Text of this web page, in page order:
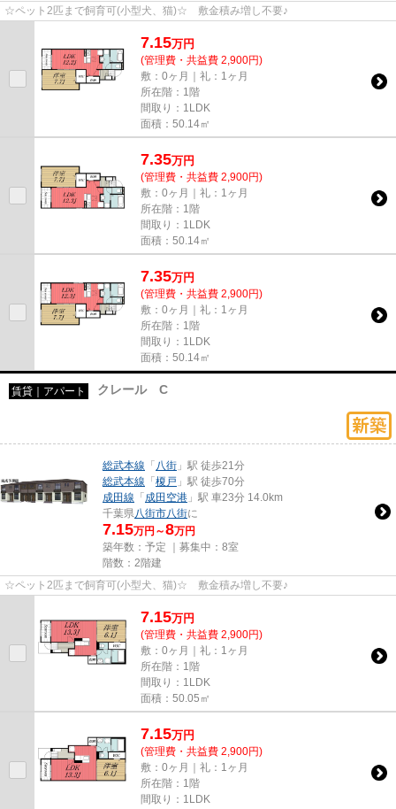
☆ペット2匹まで飼育可(小型犬、猫)☆ 敷金積み増し不要♪
7.15万円
(管理費・共益費 2,900円)
敷：0ヶ月｜礼：1ヶ月
所在階：1階
間取り：1LDK
面積：50.14㎡
7.35万円
(管理費・共益費 2,900円)
敷：0ヶ月｜礼：1ヶ月
所在階：1階
間取り：1LDK
面積：50.14㎡
7.35万円
(管理費・共益費 2,900円)
敷：0ヶ月｜礼：1ヶ月
所在階：1階
間取り：1LDK
面積：50.14㎡
賃貸｜アパート クレール C
総武本線 「 八街 」駅 徒歩21分
総武本線 「榎戸 」駅 徒歩70分
成田線 「成田空港 」駅 車23分 14.0km
千葉県 八街市八街に
7.15万円～8万円
築年数：予定 ｜募集中： 8室
階数：2階建
☆ペット2匹まで飼育可(小型犬、猫)☆ 敷金積み増し不要♪
7.15万円
(管理費・共益費 2,900円)
敷：0ヶ月｜礼：1ヶ月
所在階：1階
間取り：1LDK
面積：50.05㎡
7.15万円
(管理費・共益費 2,900円)
敷：0ヶ月｜礼：1ヶ月
所在階：1階
間取り：1LDK